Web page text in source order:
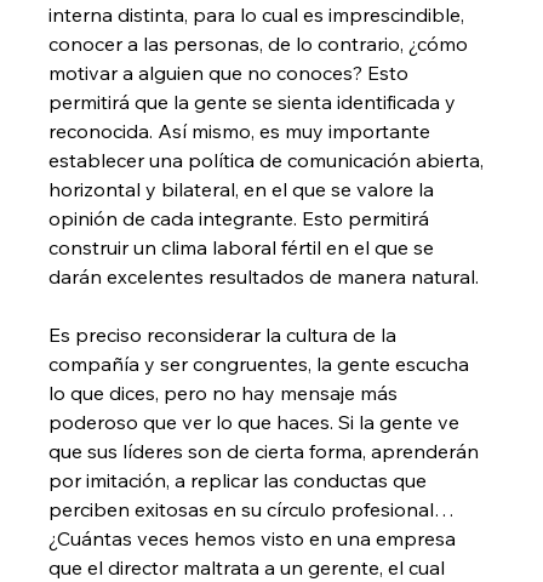
interna distinta, para lo cual es imprescindible,
conocer a las personas, de lo contrario, ¿cómo
motivar a alguien que no conoces? Esto
permitirá que la gente se sienta identificada y
reconocida. Así mismo, es muy importante
establecer una política de comunicación abierta,
horizontal y bilateral, en el que se valore la
opinión de cada integrante. Esto permitirá
construir un clima laboral fértil en el que se
darán excelentes resultados de manera natural.
Es preciso reconsiderar la cultura de la
compañía y ser congruentes, la gente escucha
lo que dices, pero no hay mensaje más
poderoso que ver lo que haces. Si la gente ve
que sus líderes son de cierta forma, aprenderán
por imitación, a replicar las conductas que
perciben exitosas en su círculo profesional…
¿Cuántas veces hemos visto en una empresa
que el director maltrata a un gerente, el cual